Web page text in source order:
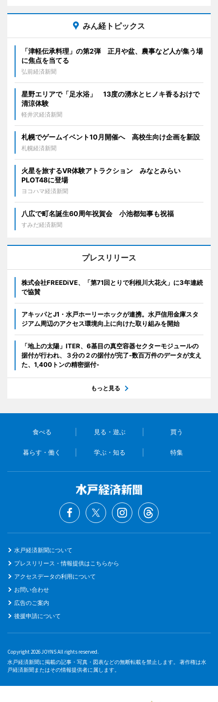
みん経トピックス
「津軽伝承料理」の第2弾 正月や盆、農事など人が集う場
に焦点を当てる
弘前経済新聞
星野エリアで「足水浴」 13度の湧水とヒノキ香るおけで
清涼体験
軽井沢経済新聞
札幌でゲームイベント10月開催へ 高校生向け企画を新設
札幌経済新聞
火星を旅するVR体験アトラクション みなとみらい
PLOT48に登場
ヨコハマ経済新聞
八広で町名誕生60周年祝賀会 小池都知事も祝福
すみだ経済新聞
プレスリリース
株式会社FREEDiVE、「第71回とりで利根川大花火」に3年連続
で協賛
アキッパとJ1・水戸ホーリーホックが連携。水戸信用金庫スタ
ジアム周辺のアクセス環境向上に向けた取り組みを開始
「地上の太陽」ITER、6基目の真空容器セクターモジュールの
据付が行われ、３分の２の据付が完了-数百万件のデータが支え
た、1,400トンの精密据付-
もっと見る
食べる 見る・遊ぶ 買う
暮らす・働く 学ぶ・知る 特集
水戸経済新聞について
プレスリリース・情報提供はこちらから
アクセスデータの利用について
お問い合わせ
広告のご案内
後援申請について
Copyright 2026 JOYNS All rights reserved.
水戸経済新聞に掲載の記事・写真・図表などの無断転載を禁止します。 著作権は水
戸経済新聞またはその情報提供者に属します。